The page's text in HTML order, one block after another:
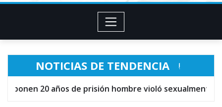
NOTICIAS DE TENDENCIA
de 15 años en SDE El narcomenudeo